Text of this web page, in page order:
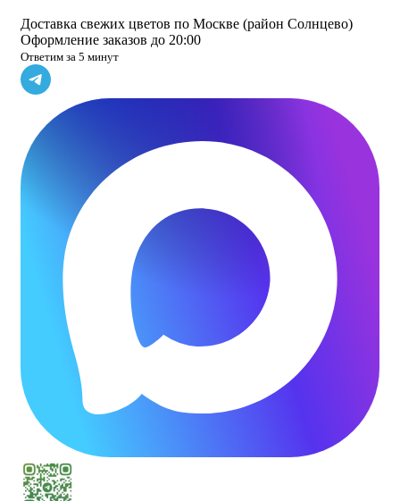
Доставка свежих цветов по Москве (район Солнцево)
Оформление заказов до 20:00
Ответим за 5 минут